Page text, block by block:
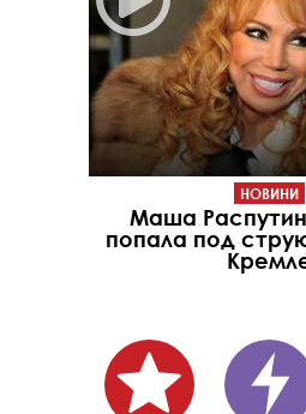
НОВИНИ
Маша
попала под